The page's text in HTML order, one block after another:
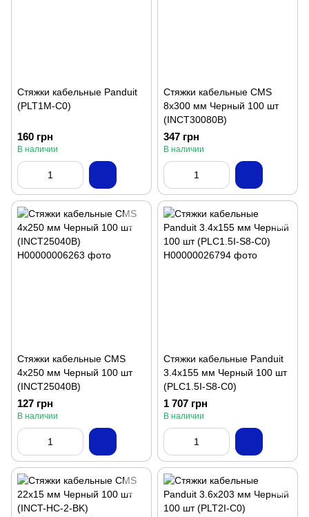
Стяжки кабельные Panduit
(PLT1M-C0)
160 грн
В наличии
Стяжки кабельные CMS
8x300 мм Черный 100 шт
(INCT30080B)
347 грн
В наличии
Стяжки кабельные CMS
4x250 мм Черный 100 шт
(INCT25040B)
127 грн
В наличии
Стяжки кабельные Panduit
3.4x155 мм Черный 100 шт
(PLC1.5I-S8-C0)
1 707 грн
В наличии